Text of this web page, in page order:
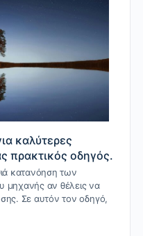
καλύτερες
πρακτικός οδηγός.
κατανόηση των
μηχανής αν θέλεις να
Σε αυτόν τον οδηγό,